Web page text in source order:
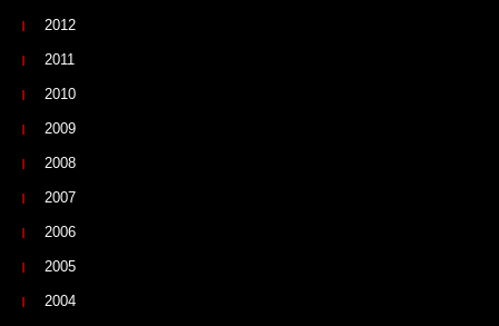
2012
2011
2010
2009
2008
2007
2006
2005
2004